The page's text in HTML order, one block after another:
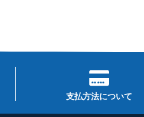
支払方法について